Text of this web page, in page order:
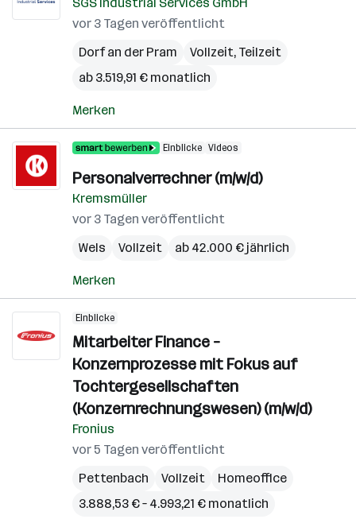
vor 3 Tagen veröffentlicht
Dorf an der Pram
Vollzeit, Teilzeit
ab 3.519,91 € monatlich
Merken
Einblicke Videos
Personalverrechner (m/w/d)
Kremsmüller
vor 3 Tagen veröffentlicht
Wels
Vollzeit ab 42.000 € jährlich
Merken
Einblicke
Mitarbeiter Finance –
Konzernprozesse mit Fokus auf
Tochtergesellschaften
(Konzernrechnungswesen) (m/w/d)
Fronius
vor 5 Tagen veröffentlicht
Pettenbach
Vollzeit
Homeoffice
3.888,53 € – 4.993,21 € monatlich